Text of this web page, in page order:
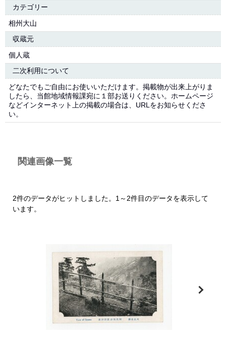
カテゴリー
相州大山
収蔵元
個人蔵
二次利用について
どなたでもご自由にお使いいただけます。掲載物が出来上がりま
したら、当館地域情報課宛に１部お送りください。ホームページ
などインターネット上の掲載の場合は、URLをお知らせくださ
い。
関連画像一覧
2件のデータがヒットしました。1～2件目のデータを表示して
います。